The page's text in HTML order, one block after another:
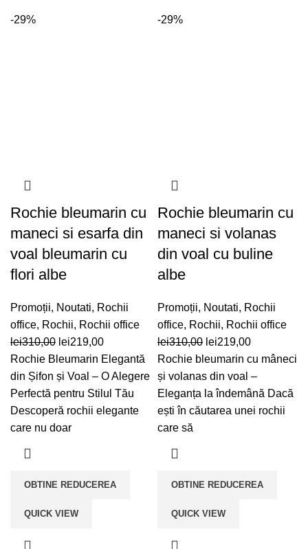
-29%
Rochie bleumarin cu
maneci si esarfa din
voal bleumarin cu
flori albe
Promoții, Noutati, Rochii
office, Rochii, Rochii office
lei310,00 Prețul
inițial
a
fost:
lei310,00.
lei219,00Prețul
curent
este:
lei219,00.
Rochie Bleumarin Elegantă
din Șifon și Voal – O Alegere
Perfectă pentru Stilul Tău
Descoperă rochii elegante
care nu doar
OBTINE REDUCEREA
QUICK VIEW
-29%
Rochie bleumarin cu
maneci si volanas
din voal cu buline
albe
Promoții, Noutati, Rochii
office, Rochii, Rochii office
lei310,00 Prețul
inițial
a
fost:
lei310,00.
lei219,00Prețul
curent
este:
lei219,00.
Rochie bleumarin cu mâneci
și volanas din voal –
Eleganța la îndemână Dacă
ești în căutarea unei rochii
care să
OBTINE REDUCEREA
QUICK VIEW